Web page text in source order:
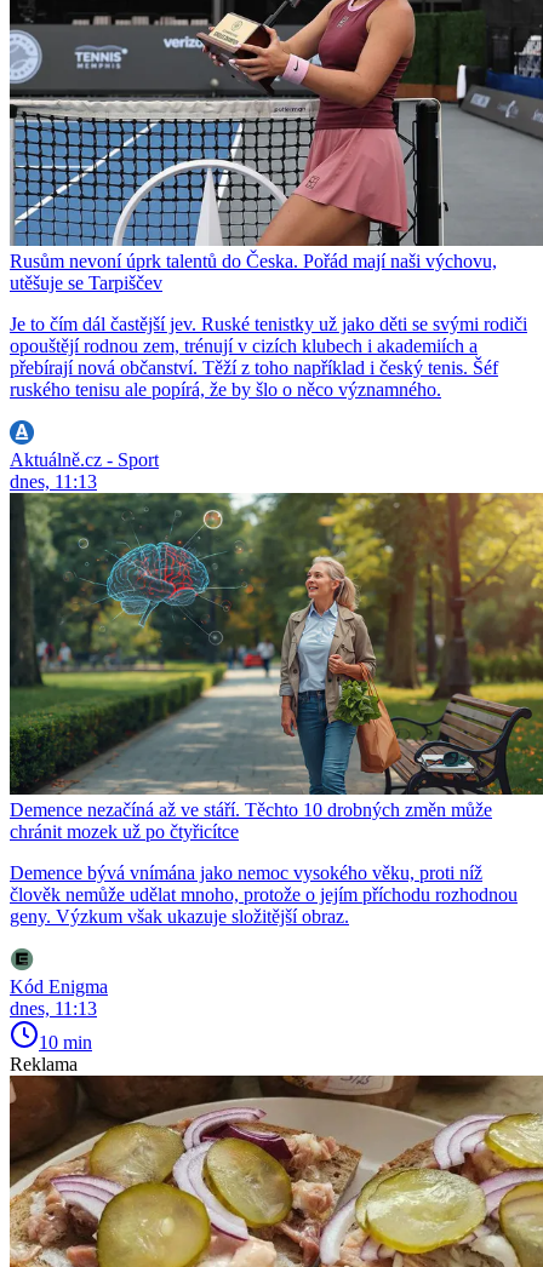
Rusům nevoní úprk talentů do Česka. Pořád mají naši výchovu,
utěšuje se Tarpiščev
Je to čím dál častější jev. Ruské tenistky už jako děti se svými rodiči
opouštějí rodnou zem, trénují v cizích klubech i akademiích a
přebírají nová občanství. Těží z toho například i český tenis. Šéf
ruského tenisu ale popírá, že by šlo o něco významného.
Aktuálně.cz - Sport
dnes, 11:13
Demence nezačíná až ve stáří. Těchto 10 drobných změn může
chránit mozek už po čtyřicítce
Demence bývá vnímána jako nemoc vysokého věku, proti níž
člověk nemůže udělat mnoho, protože o jejím příchodu rozhodnou
geny. Výzkum však ukazuje složitější obraz.
Kód Enigma
dnes, 11:13
10 min
Reklama